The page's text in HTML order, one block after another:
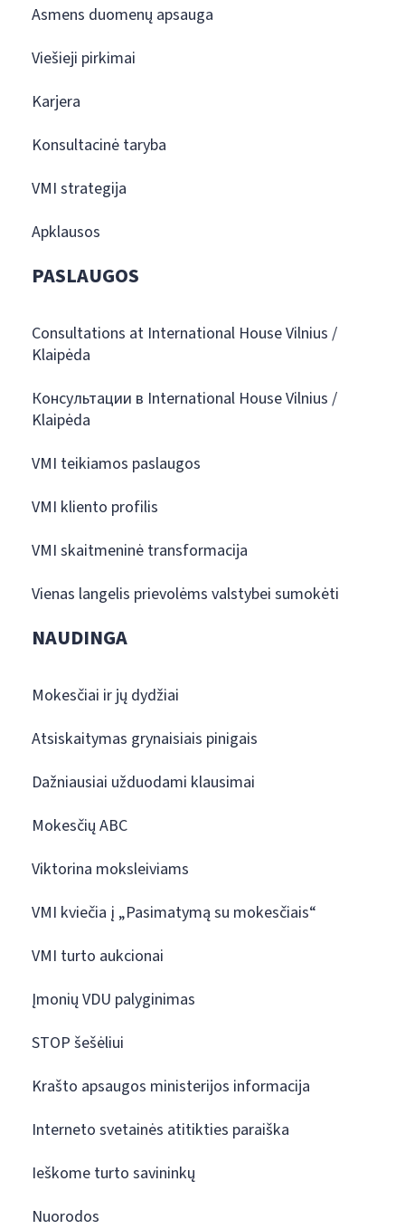
Asmens duomenų apsauga
Viešieji pirkimai
Karjera
Konsultacinė taryba
VMI strategija
Apklausos
PASLAUGOS
Consultations at International House Vilnius /
Klaipėda
Консультации в International House Vilnius /
Klaipėda
VMI teikiamos paslaugos
VMI kliento profilis
VMI skaitmeninė transformacija
Vienas langelis prievolėms valstybei sumokėti
NAUDINGA
Mokesčiai ir jų dydžiai
Atsiskaitymas grynaisiais pinigais
Dažniausiai užduodami klausimai
Mokesčių ABC
Viktorina moksleiviams
VMI kviečia į „Pasimatymą su mokesčiais“
VMI turto aukcionai
Įmonių VDU palyginimas
STOP šešėliui
Krašto apsaugos ministerijos informacija
Interneto svetainės atitikties paraiška
Ieškome turto savininkų
Nuorodos